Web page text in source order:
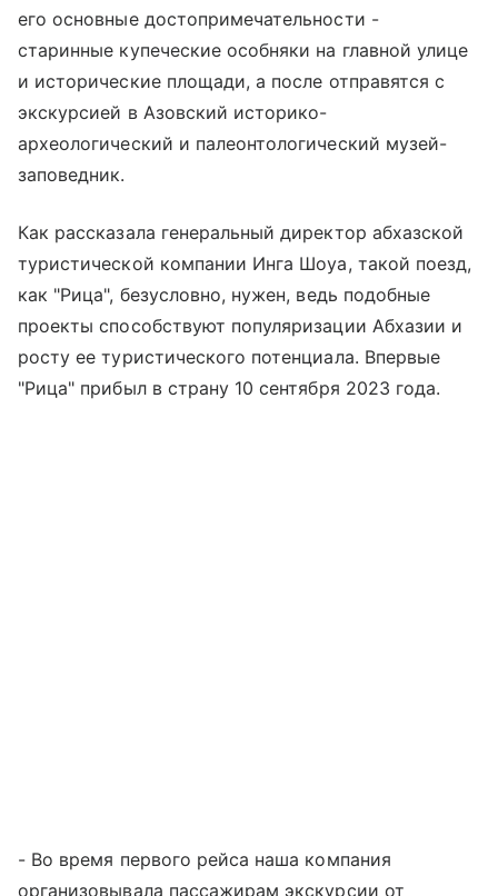
его основные достопримечательности -
старинные купеческие особняки на главной улице
и исторические площади, а после отправятся с
экскурсией в Азовский историко-
археологический и палеонтологический музей-
заповедник.
Как рассказала генеральный директор абхазской
туристической компании Инга Шоуа, такой поезд,
как "Рица", безусловно, нужен, ведь подобные
проекты способствуют популяризации Абхазии и
росту ее туристического потенциала. Впервые
"Рица" прибыл в страну 10 сентября 2023 года.
- Во время первого рейса наша компания
организовывала пассажирам экскурсии от